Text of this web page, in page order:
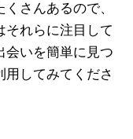
さんあるので、
それらに注目して
会いを簡単に見つ
用してみてくださ